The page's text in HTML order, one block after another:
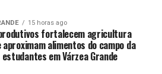
CNN DESTAQUE
PLANO RECURSOS
SABÍAMOS
15 horas ago
fortalecem agricultura
alimentos do campo da
em Várzea Grande